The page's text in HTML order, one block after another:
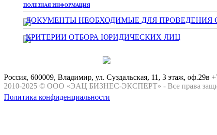
ПОЛЕЗНАЯ ИНФОРМАЦИЯ
ДОКУМЕНТЫ НЕОБХОДИМЫЕ ДЛЯ ПРОВЕДЕНИЯ
КРИТЕРИИ ОТБОРА ЮРИДИЧЕСКИХ ЛИЦ
Россия, 600009, Владимир, ул. Суздальская, 11, 3 этаж, оф.29в
2010-2025 © ООО «ЭАЦ БИЗНЕС-ЭКСПЕРТ» - Все права
Политика конфиденциальности